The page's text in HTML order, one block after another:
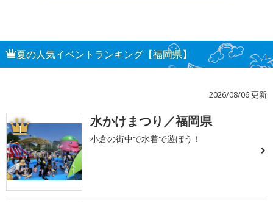
夏の人気イベントランキング【福岡県】
2026/08/06 更新
1 水かけまつり／福岡県
小倉の街中で水着で遊ぼう！